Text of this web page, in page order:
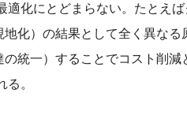
適化にとどまらない。たとえ
化）の結果として全く異な
統一）することでコスト削減
。